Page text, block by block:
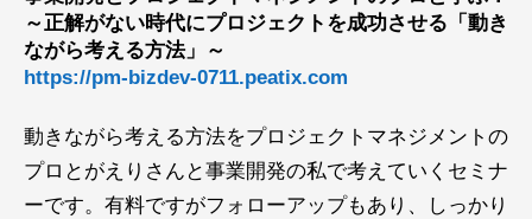
～正解がない時代にプロジェクトを成功させる「動き
ながら考える方法」～
https://pm-bizdev-0711.peatix.com
動きながら考える方法をプロジェクトマネジメントの
プロとがえりさんと事業開発の私で考えていくセミナ
ーです。有料ですがフォローアップもあり、しっかり